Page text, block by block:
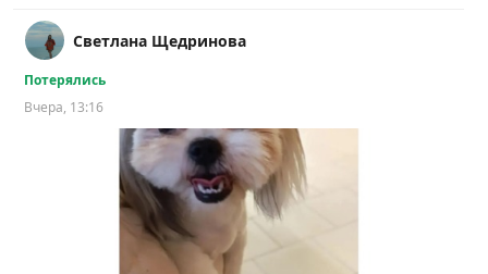
Светлана Щедринова
Потерялись
Вчера, 13:16